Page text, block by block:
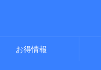
お得情報